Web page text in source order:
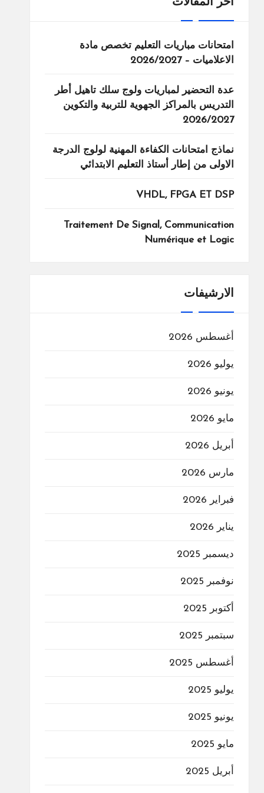
اخر المقالات
امتحانات مباريات التعليم تخصص مادة
الاعلاميات – 2026/2027
عدة التحضير لمباريات ولوج سلك تاهيل أطر
التدريس بالمراكز الجهوية للتربية والتكوين
2026/2027
نماذج امتحانات الكفاءة المهنية لولوج الدرجة
الاولى من إطار أستاذ التعليم الابتدائي
VHDL, FPGA ET DSP
Traitement De Signal, Communication
Numérique et Logic
الارشيفات
أغسطس 2026
يوليو 2026
يونيو 2026
مايو 2026
أبريل 2026
مارس 2026
فبراير 2026
يناير 2026
ديسمبر 2025
نوفمبر 2025
أكتوبر 2025
سبتمبر 2025
أغسطس 2025
يوليو 2025
يونيو 2025
مايو 2025
أبريل 2025